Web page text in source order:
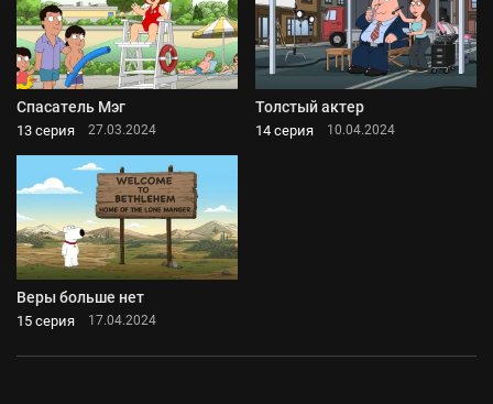
Спасатель Мэг
13 серия 27.03.2024
Толстый актер
14 серия 10.04.2024
Веры больше нет
15 серия 17.04.2024